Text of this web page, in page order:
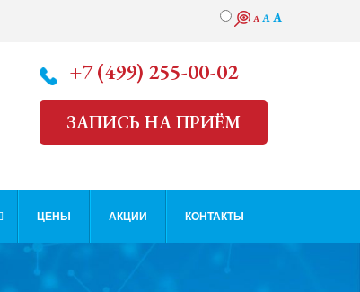
A AA
+7 (499) 255-00-02
ЗАПИСЬ НА ПРИЁМ
ЦЕНЫ АКЦИИ КОНТАКТЫ